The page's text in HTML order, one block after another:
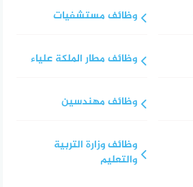
وظائف مستشفيات
وظائف مطار الملكة علياء
وظائف مهندسين
وظائف وزارة التربية
والتعليم